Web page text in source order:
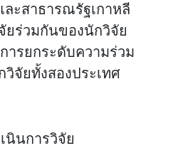
ละสาธารณรัฐเกาหลี
ยร่วมกันของนักวิจัย
ารยกระดับความร่วม
วิจัยทั้งสองประเทศ
นินการวิจัย